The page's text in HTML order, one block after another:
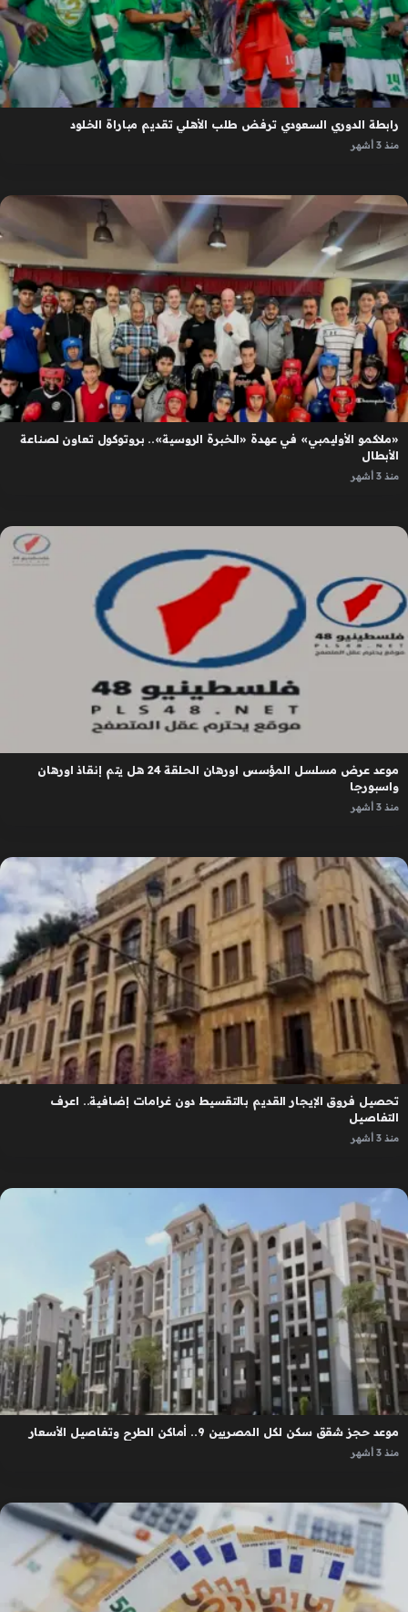
رابطة الدوري السعودي ترفض طلب الأهلي تقديم مباراة الخلود
منذ 3 أشهر
«ملاكمو الأوليمبي» في عهدة «الخبرة الروسية».. بروتوكول تعاون لصناعة
الأبطال
منذ 3 أشهر
موعد عرض مسلسل المؤسس اورهان الحلقة 24 هل يتم إنقاذ اورهان
واسبورجا
منذ 3 أشهر
تحصيل فروق الإيجار القديم بالتقسيط دون غرامات إضافية.. اعرف
التفاصيل
منذ 3 أشهر
موعد حجز شقق سكن لكل المصريين 9.. أماكن الطرح وتفاصيل الأسعار
منذ 3 أشهر